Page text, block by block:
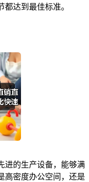
达到最佳标准。
进的生产设备，能够满
高密度办公空间，还是